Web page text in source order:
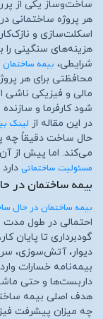
ساخت‌وساز یکی از
هر پروژه ساختمانی
اسکلت‌سازی و
هزینه‌های سنگینی را
شرایطی، بیمه
محافظتی برای هر
مالی و فیزیکی ناشی
شود کارفرما و
در این مقاله از لینک
حال ساخت دقیقاً چه
می‌کند. اما پیش از
مسئولیت ساختمانی
بیمه ساختمان
بیمه ساختمان در حال
احتمالی در طول مدت
گودبرداری تا پایان
دیوار، آتش‌سوزی،
بیمه‌نامه خسارات
داربست‌ها و حتی
هدف اصلی بیمه
چه میزان پیشرفت